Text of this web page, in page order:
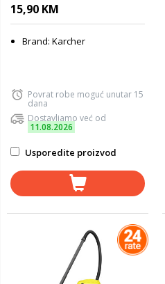
SC 5 / 6 x 17 g
15,90 KM
Brand: Karcher
Povrat robe moguć unutar 15
dana
Dostavljamo već od
11.08.2026
Usporedite proizvod